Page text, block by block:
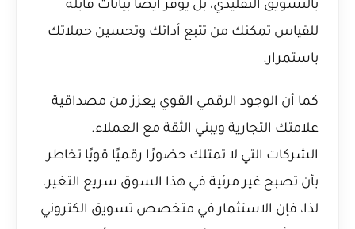
بالتسويق التقليدي، بل يوفر أيضًا بيانات قابلة
للقياس تمكنك من تتبع أدائك وتحسين حملاتك
باستمرار.
كما أن الوجود الرقمي القوي يعزز من مصداقية
علامتك التجارية ويبني الثقة مع العملاء.
الشركات التي لا تمتلك حضورًا رقميًا قويًا تخاطر
بأن تصبح غير مرئية في هذا السوق سريع التغير.
لذا، فإن الاستثمار في متخصص تسويق الكتروني